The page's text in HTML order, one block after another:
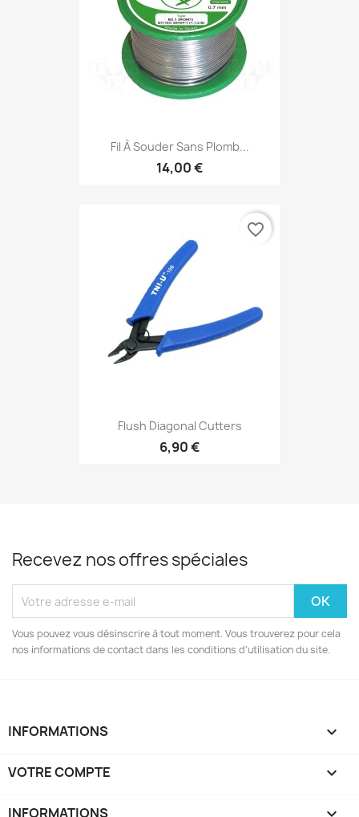
Fil À Souder Sans Plomb...
14,00 €
Flush Diagonal Cutters
6,90 €
favorite_border
Recevez nos offres spéciales
Vous pouvez vous désinscrire à tout moment. Vous trouverez pour cela
nos informations de contact dans les conditions d'utilisation du site.
INFORMATIONS 
VOTRE COMPTE 
INFORMATIONS